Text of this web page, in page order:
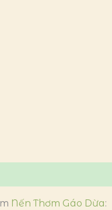
Nến Thơm Gáo Dừa: